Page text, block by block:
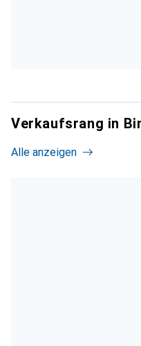
Verkaufsrang in
Alle anzeigen